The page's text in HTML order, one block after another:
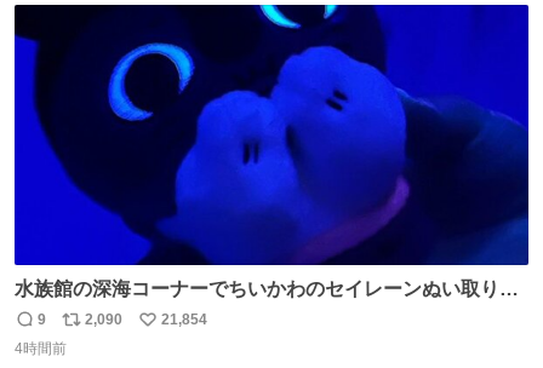
水族館の深海コーナーでちいかわのセイレーンぬい取り出
したら目光っててビビりました #ちいかわ
返
信
9
リ
ポ
2,090
い
21,854
4時間前